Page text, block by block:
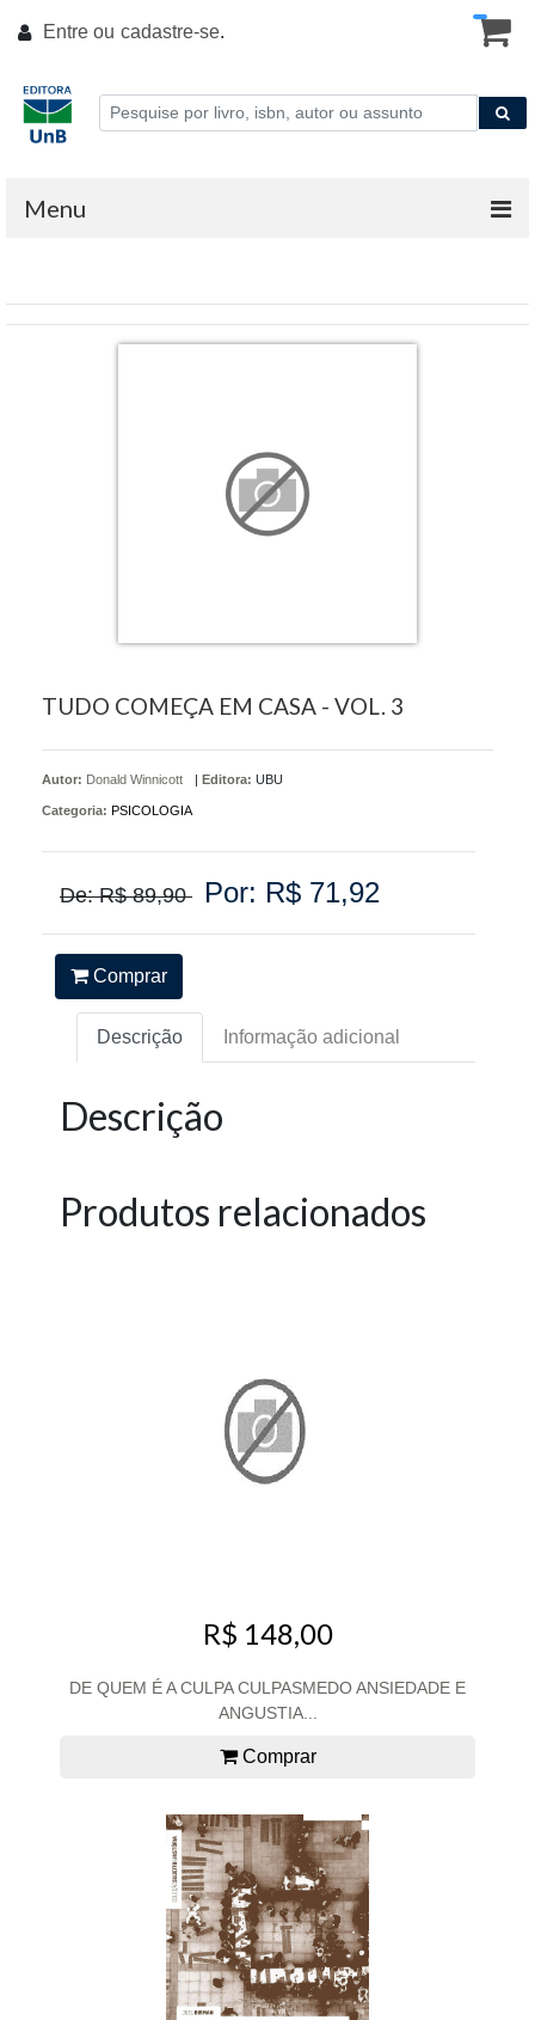
Entre ou cadastre-se.
Menu
TUDO COMEÇA EM CASA - VOL. 3
Autor: Donald Winnicott | Editora: UBU
Categoria: PSICOLOGIA
De: R$ 89,90 Por: R$ 71,92
Comprar
Descrição Informação adicional
Descrição
Produtos relacionados
R$ 148,00
DE QUEM É A CULPA CULPASMEDO ANSIEDADE E
ANGUSTIA...
Comprar